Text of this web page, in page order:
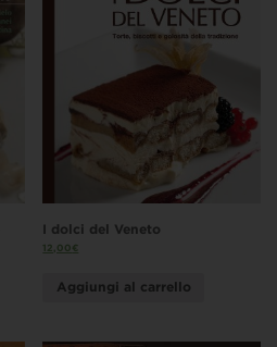
I dolci del Veneto
12,00€
Aggiungi al carrello